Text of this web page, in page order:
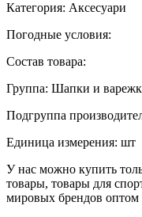
Категория: Аксесуари
Погодные условия:
Состав товара:
Группа: Шапки и
Подгруппа
Единица измерения: шт
У нас можно купить
товары, товары для
мировых брендов оптом